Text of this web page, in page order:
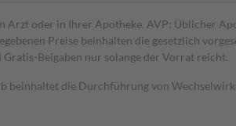
Arzt oder in Ihrer Apotheke. AVP: Üblicher
Preise beinhalten die gesetzlich
Beigaben nur solange der Vorrat reicht.
die Durchführung von